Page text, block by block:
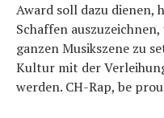
Award soll dazu dienen,
Schaffen
ganzen Musikszene zu
Kultur mit der
werden. CH-Rap, be